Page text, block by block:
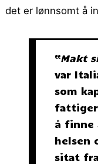
det er lønnsomt å
“Makt
var
som
å finne
helsen
sitat